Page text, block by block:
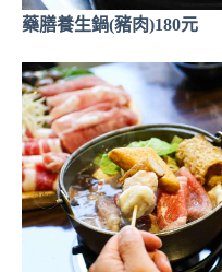
藥膳養生鍋(豬肉)180元